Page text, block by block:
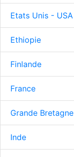
Etats Unis - USA
Ethiopie
Finlande
France
Grande Bretagne
Inde